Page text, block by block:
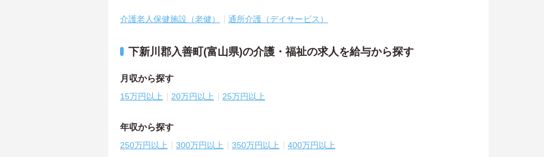
介護老人保健施設（老健） 通所介護（デイサービス）
下新川郡入善町(富山県)の介護・福祉の求人を給与から探す
月収から探す
15万円以上 20万円以上 25万円以上
年収から探す
250万円以上 300万円以上 350万円以上 400万円以上